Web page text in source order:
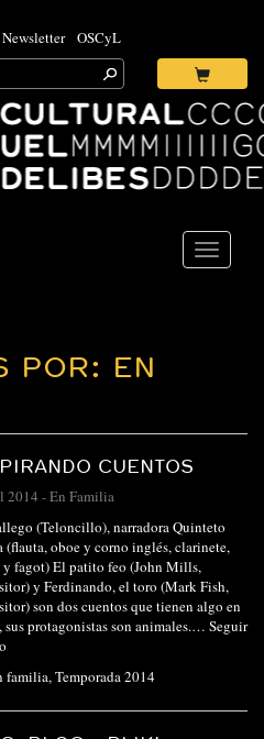
Newsletter OSCyL
Toggle
POR: EN
CUENTOS
2014 -En Familia
(Teloncillo), narradora Quinteto
(flauta, oboe y corno inglés, clarinete,
y fagot) El patito feo (John Mills,
y Ferdinando, el toro (Mark Fish,
son dos cuentos que tienen algo en
sus protagonistas son animales.… Seguir
familia,Temporada 2014